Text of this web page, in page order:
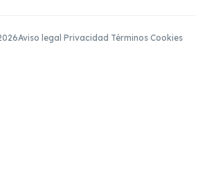
Aviso legal ·Privacidad ·Términos·Cookies